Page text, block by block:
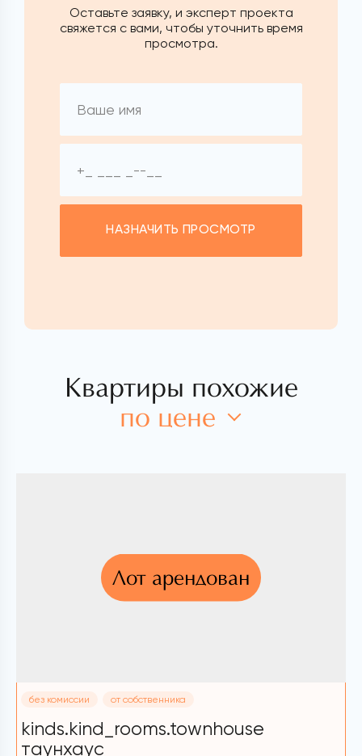
Оставьте заявку, и эксперт проекта
свяжется с вами, чтобы уточнить время
просмотра.
НАЗНАЧИТЬ ПРОСМОТР
Квартиры похожие
по цене
Лот арендован
без комиссии от собственника
kinds.kind_rooms.townhouse
таунхаус